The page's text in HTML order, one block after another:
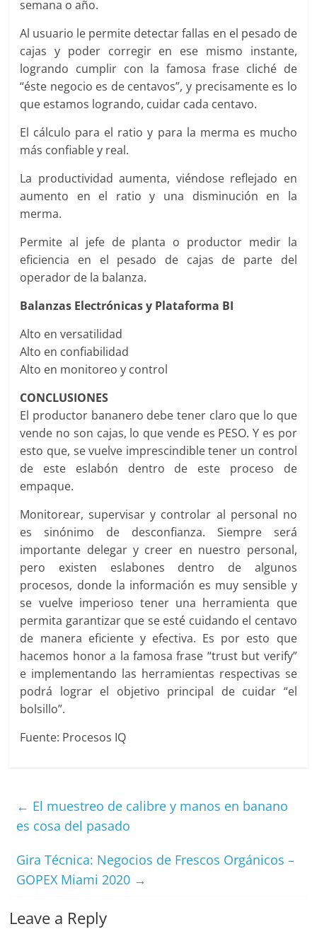
semana o año.
Al usuario le permite detectar fallas en el pesado de
cajas y poder corregir en ese mismo instante,
logrando cumplir con la famosa frase cliché de
“éste negocio es de centavos”, y precisamente es lo
que estamos logrando, cuidar cada centavo.
El cálculo para el ratio y para la merma es mucho
más confiable y real.
La productividad aumenta, viéndose reflejado en
aumento en el ratio y una disminución en la
merma.
Permite al jefe de planta o productor medir la
eficiencia en el pesado de cajas de parte del
operador de la balanza.
Balanzas Electrónicas y Plataforma BI
Alto en versatilidad
Alto en confiabilidad
Alto en monitoreo y control
CONCLUSIONES
El productor bananero debe tener claro que lo que
vende no son cajas, lo que vende es PESO. Y es por
esto que, se vuelve imprescindible tener un control
de este eslabón dentro de este proceso de
empaque.
Monitorear, supervisar y controlar al personal no
es sinónimo de desconfianza. Siempre será
importante delegar y creer en nuestro personal,
pero existen eslabones dentro de algunos
procesos, donde la información es muy sensible y
se vuelve imperioso tener una herramienta que
permita garantizar que se esté cuidando el centavo
de manera eficiente y efectiva. Es por esto que
hacemos honor a la famosa frase “trust but verify”
e implementando las herramientas respectivas se
podrá lograr el objetivo principal de cuidar “el
bolsillo”.
Fuente: Procesos IQ
← El muestreo de calibre y manos en banano
es cosa del pasado
Gira Técnica: Negocios de Frescos Orgánicos –
GOPEX Miami 2020 →
Leave a Reply